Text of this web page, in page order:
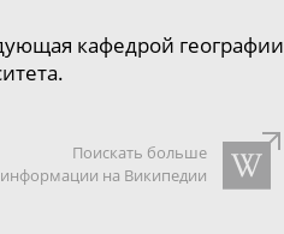
кафедрой географии
Поискать больше
информации на Википедии